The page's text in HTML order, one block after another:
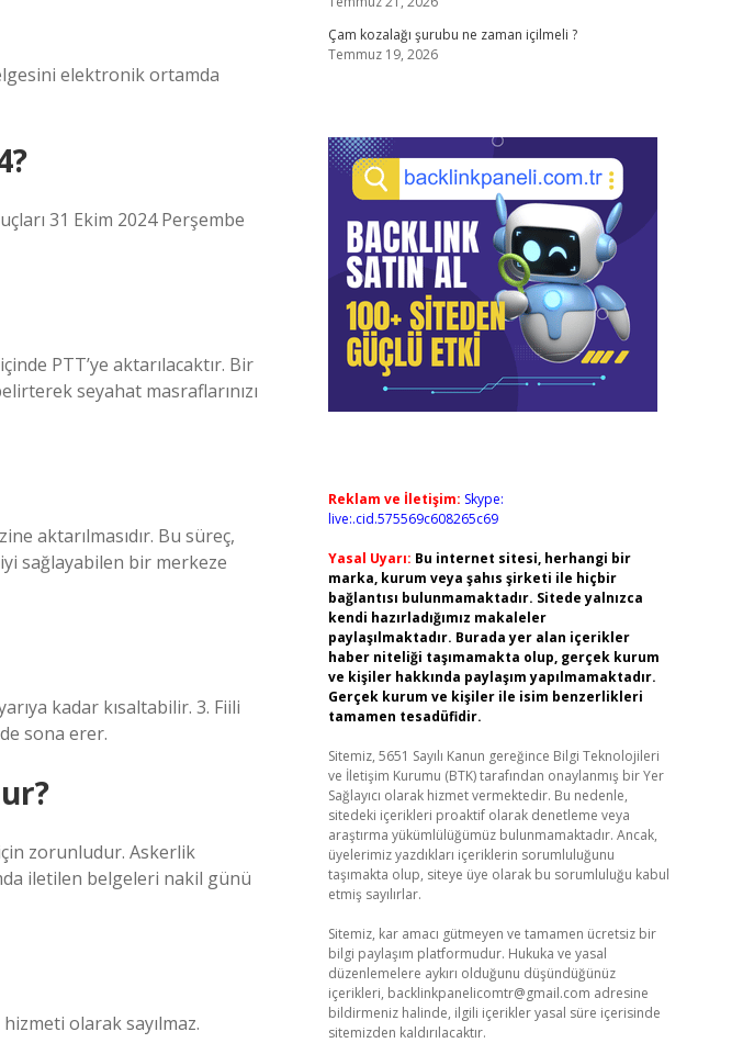
elektronik ortamda
31 Ekim 2024 Perşembe
PTT’ye aktarılacaktır. Bir
seyahat masraflarınızı
aktarılmasıdır. Bu süreç,
sağlayabilen bir merkeze
kadar kısaltabilir. 3. Fiili
sona erer.
zorunludur. Askerlik
iletilen belgeleri nakil günü
olarak sayılmaz.
Çam kozalağı şurubu ne zaman içilmeli ?
Temmuz 19, 2026
Reklam ve İletişim: Skype:
live:.cid.575569c608265c69
Yasal Uyarı: Bu internet sitesi, herhangi bir
marka, kurum veya şahıs şirketi ile hiçbir
bağlantısı bulunmamaktadır. Sitede yalnızca
kendi hazırladığımız makaleler
paylaşılmaktadır. Burada yer alan içerikler
haber niteliği taşımamakta olup, gerçek kurum
ve kişiler hakkında paylaşım yapılmamaktadır.
Gerçek kurum ve kişiler ile isim benzerlikleri
tamamen tesadüfidir.
Sitemiz, 5651 Sayılı Kanun gereğince Bilgi Teknolojileri
ve İletişim Kurumu (BTK) tarafından onaylanmış bir Yer
Sağlayıcı olarak hizmet vermektedir. Bu nedenle,
sitedeki içerikleri proaktif olarak denetleme veya
araştırma yükümlülüğümüz bulunmamaktadır. Ancak,
üyelerimiz yazdıkları içeriklerin sorumluluğunu
taşımakta olup, siteye üye olarak bu sorumluluğu kabul
etmiş sayılırlar.
Sitemiz, kar amacı gütmeyen ve tamamen ücretsiz bir
bilgi paylaşım platformudur. Hukuka ve yasal
düzenlemelere aykırı olduğunu düşündüğünüz
içerikleri, backlinkpanelicomtr@gmail.com adresine
bildirmeniz halinde, ilgili içerikler yasal süre içerisinde
sitemizden kaldırılacaktır.